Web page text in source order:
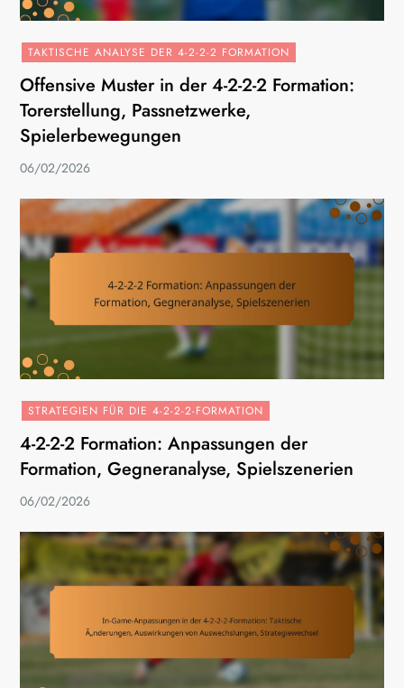
TAKTISCHE ANALYSE DER 4-2-2-2 FORMATION
Offensive Muster in der 4-2-2-2 Formation:
Torerstellung, Passnetzwerke,
Spielerbewegungen
06/02/2026
STRATEGIEN FÜR DIE 4-2-2-2-FORMATION
4-2-2-2 Formation: Anpassungen der
Formation, Gegneranalyse, Spielszenerien
06/02/2026